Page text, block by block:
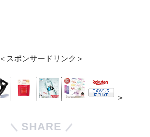
＜スポンサードリンク＞
>
SHARE